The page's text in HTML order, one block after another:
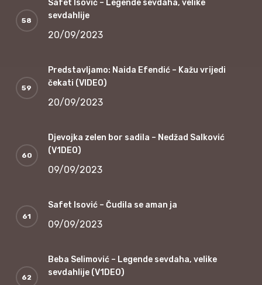
Safet Isović – Legende sevdaha, velike
sevdahlije
20/09/2023
Predstavljamo: Naida Efendić – Kažu vrijedi
čekati (VIDEO)
20/09/2023
Djevojka zelen bor sadila – Nedžad Salković
(V1DEO)
09/09/2023
Safet Isović – Čudila se aman ja
09/09/2023
Beba Selimović – Legende sevdaha, velike
sevdahlije (V1DEO)